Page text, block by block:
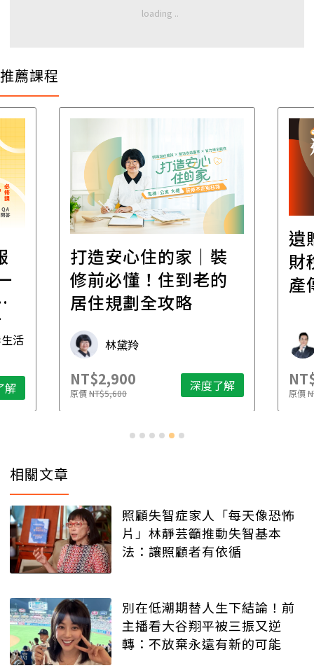
推薦課程
活
解
打造安心住的家｜裝
修前必懂！住到老的
居住規劃全攻略
林黛羚
NT$2,900
原價NT$5,600 深度了解
遺
財
產
原價
相關文章
照顧失智症家人「每天像恐怖
片」林靜芸籲推動失智基本
法：讓照顧者有依循
別在低潮期替人生下結論！前
主播看大谷翔平被三振又逆
轉：不放棄永遠有新的可能